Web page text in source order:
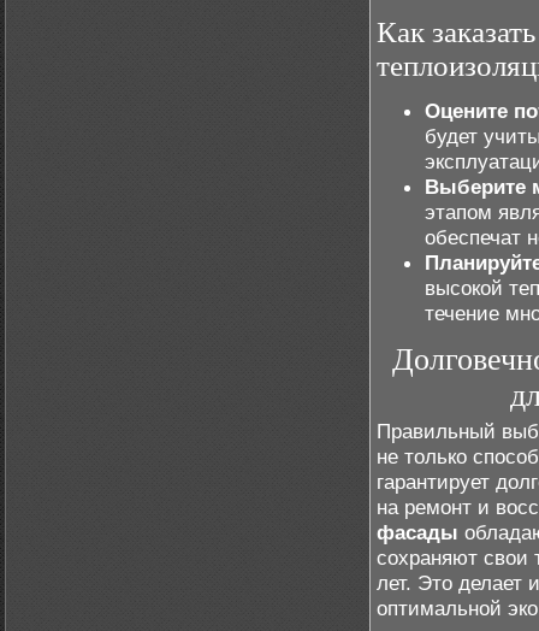
Как
Оцените
будет
Выберите
этапом
обеспечат
высокой
течение
Правильный
не только
гарантирует
на ремонт и
фасады
сохраняют свои
лет. Это делает
оптимальной